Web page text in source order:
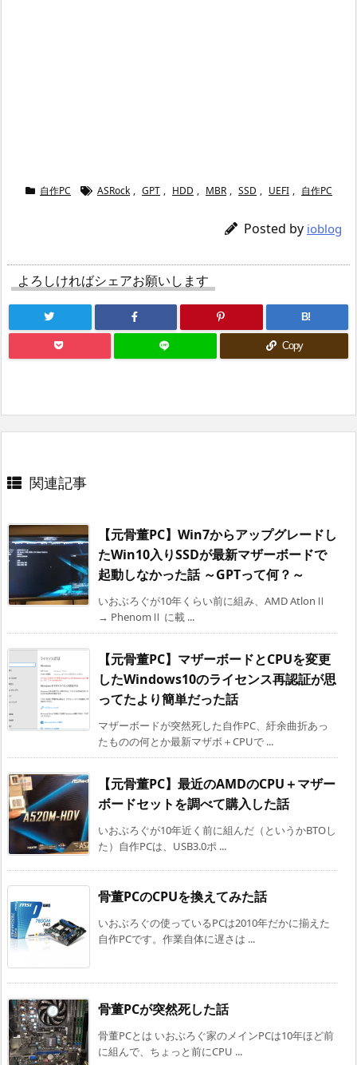
自作PC ASRock , GPT , HDD , MBR , SSD , UEFI , 自作PC
Posted by ioblog
よろしければシェアお願いします
B!
Copy
関連記事
【元骨董PC】Win7からアップグレードし
たWin10入りSSDが最新マザーボードで
起動しなかった話 ～GPTって何？～
いおぶろぐが10年くらい前に組み、AMD AtlonⅡ
→ PhenomⅡ に載 ...
【元骨董PC】マザーボードとCPUを変更
したWindows10のライセンス再認証が思
ってたより簡単だった話
マザーボードが突然死した自作PC、紆余曲折あっ
たものの何とか最新マザボ＋CPUで ...
【元骨董PC】最近のAMDのCPU＋マザー
ボードセットを調べて購入した話
いおぶろぐが10年近く前に組んだ（というかBTOし
た）自作PCは、USB3.0ポ ...
骨董PCのCPUを換えてみた話
いおぶろぐの使っているPCは2010年だかに揃えた
自作PCです。作業自体に遅さは ...
骨董PCが突然死した話
骨董PCとは いおぶろぐ家のメインPCは10年ほど前
に組んで、ちょっと前にCPU ...